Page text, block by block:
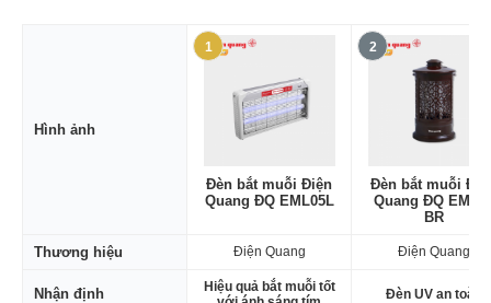
Hình ảnh
1
Đèn bắt muỗi Điện
Quang ĐQ EML05L
2
Đèn bắt muỗi
Quang ĐQ
BR
Thương hiệu Điện Quang Điện Quang
Nhận định
Hiệu quả bắt muỗi tốt
Đèn UV an toàn